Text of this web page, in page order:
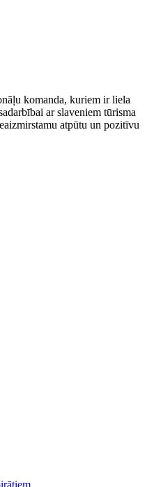
komanda, kuriem ir liela
ar slaveniem tūrisma
atpūtu un pozitīvu